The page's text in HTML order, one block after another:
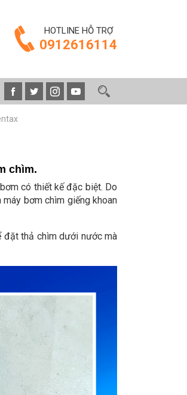
HOTLINE HỖ TRỢ
0912616114
chìm.
có thiết kế đặc biệt. Do
bơm chìm giếng khoan
đặt thả chìm dưới nước mà